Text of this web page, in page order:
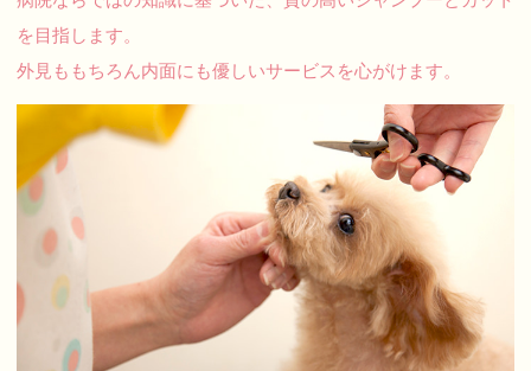
を目指します。
外見ももちろん内面にも優しいサービスを心がけます。